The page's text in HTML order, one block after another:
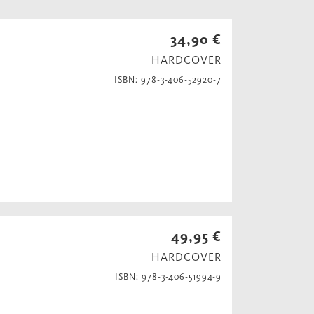
34,90 €
HARDCOVER
ISBN: 978-3-406-52920-7
49,95 €
HARDCOVER
ISBN: 978-3-406-51994-9